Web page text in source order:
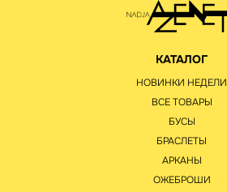
КАТАЛОГ
НОВИНКИ НЕДЕЛИ
ВСЕ ТОВАРЫ
БУСЫ
БРАСЛЕТЫ
АРКАНЫ
ОЖЕБРОШИ